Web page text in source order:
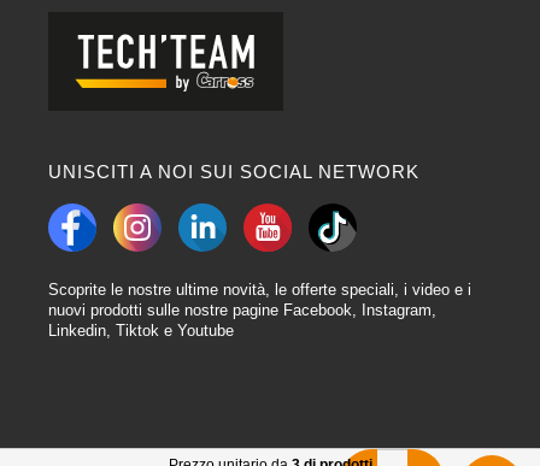
UNISCITI A NOI SUI SOCIAL NETWORK
Scoprite le nostre ultime novità, le offerte speciali, i video e i
nuovi prodotti sulle nostre pagine Facebook, Instagram,
Linkedin, Tiktok e Youtube